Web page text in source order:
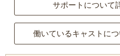
サポートについて
働いているキャストに